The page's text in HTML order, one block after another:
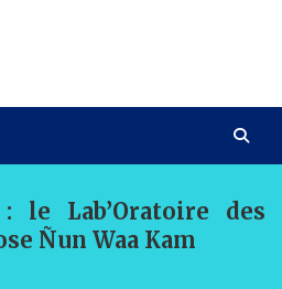
le Lab’Oratoire des
Ñun Waa Kam